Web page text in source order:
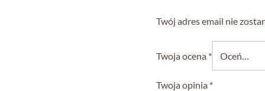
Twój adres email nie
Twoja ocena *
Twoja opinia *